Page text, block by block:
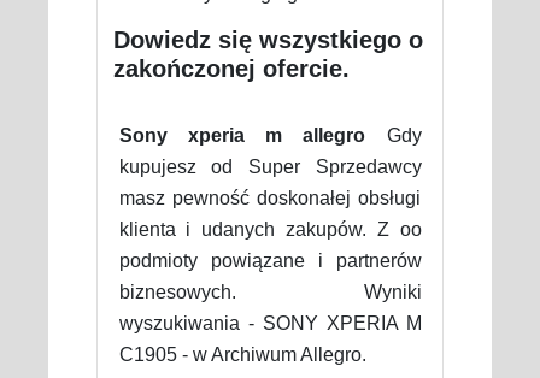
Dowiedz się wszystkiego o
zakończonej ofercie.
Sony xperia m allegro Gdy
kupujesz od Super Sprzedawcy
masz pewność doskonałej obsługi
klienta i udanych zakupów. Z oo
podmioty powiązane i partnerów
biznesowych. Wyniki
wyszukiwania - SONY XPERIA M
C1905 - w Archiwum Allegro.